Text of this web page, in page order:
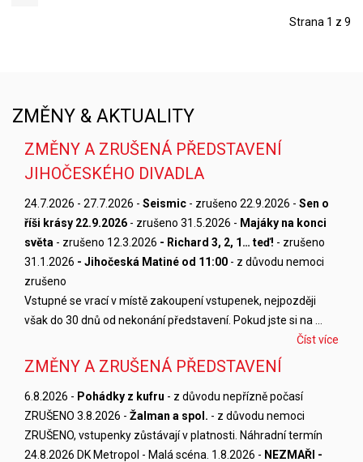
Strana 1 z 9
ZMĚNY & AKTUALITY
ZMĚNY A ZRUŠENÁ PŘEDSTAVENÍ
JIHOČESKÉHO DIVADLA
24.7.2026 - 27.7.2026 - Seismic - zrušeno 22.9.2026 - Sen o
říši krásy 22.9.2026 - zrušeno 31.5.2026 - Majáky na konci
světa - zrušeno 12.3.2026 - Richard 3, 2, 1… teď! - zrušeno
31.1.2026 - Jihočeská Matiné od 11:00 - z důvodu nemoci
zrušeno
Vstupné se vrací v místě zakoupení vstupenek, nejpozději
však do 30 dnů od nekonání představení. Pokud jste si na …
Číst více
ZMĚNY A ZRUŠENÁ PŘEDSTAVENÍ
6.8.2026 - Pohádky z kufru - z důvodu nepřízně počasí
ZRUŠENO 3.8.2026 - Žalman a spol. - z důvodu nemoci
ZRUŠENO, vstupenky zůstávají v platnosti. Náhradní termín
24.8.2026 DK Metropol - Malá scéna. 1.8.2026 - NEZMAŘI -